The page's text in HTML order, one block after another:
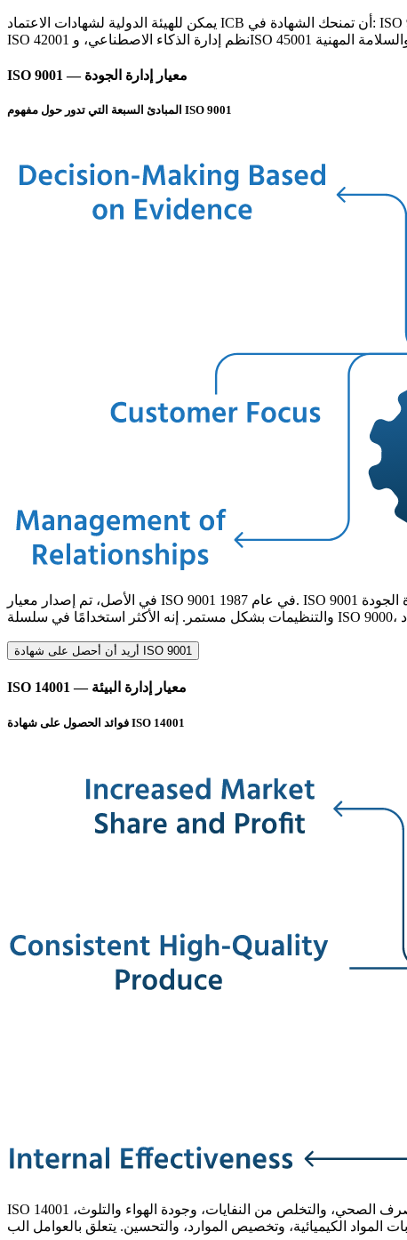
يمكن للهيئة الدولية لشهادات الاعتماد ICB أن تمنحك الشهادة في: ISO 9001 نظم إدارة الجودة، ISO 14001 نظم إدارة البيئة، ISO 27001 نظم إدارة أمن المعلومات، ISO 27701 نظم إدارة معلومات الخصوصية،
ISO 9001 — معيار إدارة الجودة
المبادئ السبعة التي تدور حول مفهوم ISO 9001
في الأصل، تم إصدار معيار ISO 9001 في عام 1987. ISO 9001 هو معيار عالمي يحدد المتطلبات لنظام إدارة الجودة (QMS) ويستخدمه الشركات لإظهار أنها تستطيع تقديم منتجات وخدمات تلبي معايير العملاء
أريد أن أحصل على شهادة ISO 9001
ISO 14001 — معيار إدارة البيئة
فوائد الحصول على شهادة ISO 14001
ISO 14001 هو معيار نظام إدارة البيئة المعروف عالميًا. يوفر نهجًا مفيدًا لمراقبة الالتزامات البيئية داخل منظمة. تشمل الأمثلة قضايا المياه والصرف الصحي، والتخلص من النفايات، وجودة الهواء والتلوث،